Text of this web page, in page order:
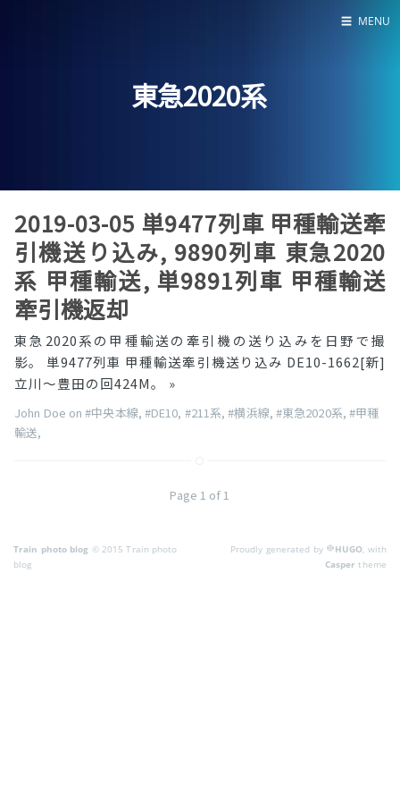
☰ MENU
東急2020系
2019-03-05 単9477列車 甲種輸送牽
引機送り込み, 9890列車 東急2020
系 甲種輸送, 単9891列車 甲種輸送
牽引機返却
東急2020系の甲種輸送の牽引機の送り込みを日野で撮
影。 単9477列車 甲種輸送牽引機送り込み DE10-1662[新]
立川〜豊田の回424M。 »
John Doe on#中央本線, #DE10, #211系,#横浜線, #東急2020系, #甲種
輸送,
Page 1 of 1
Train photo blog © 2015 Train photo
blog
Proudly generated by HUGO , with
Casper theme